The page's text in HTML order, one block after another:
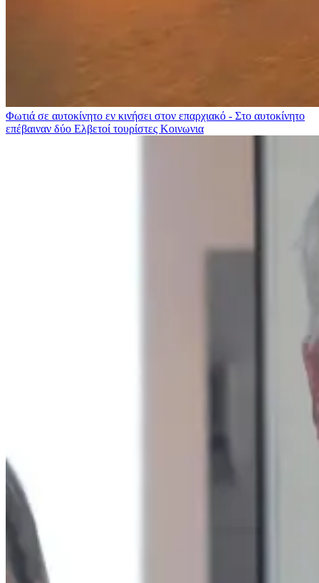
Φωτιά σε αυτοκίνητο εν κινήσει στον επαρχιακό - Στο αυτοκίνητο
επέβαιναν δύο Ελβετοί τουρίστες Κοινωνια